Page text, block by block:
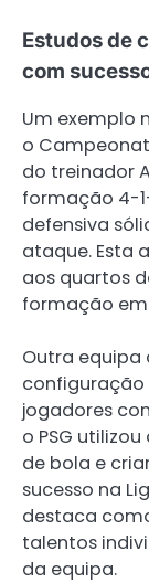
Estudos de
com
Um exemplo
o
do treinador
formação 4-
defensiva
ataque. Esta
aos quartos
formação
Outra equipa
configuração
jogadores
o PSG
de bola e
sucesso na
destaca
talentos
da equipa.